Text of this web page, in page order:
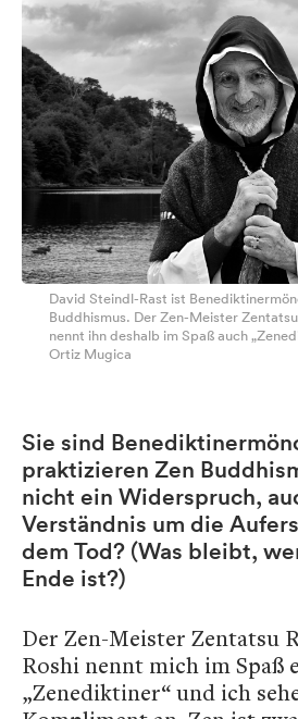
David Steindl-Rast ist
Buddhismus. Der Zen-Meister
nennt ihn deshalb im Spaß auch
Ortiz Mugica
Sie sind
praktizieren Zen
nicht ein Widerspruch,
Verständnis um die
dem Tod? (Was bleibt,
Ende ist?)
Der Zen-Meister Zentatsu
Roshi nennt mich im Spaß
„Zenediktiner“ und ich